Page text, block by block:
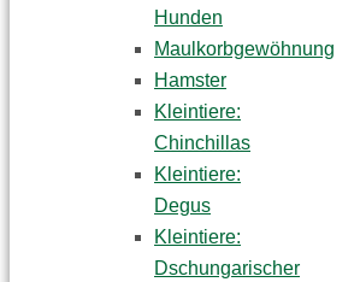
Hunden
Maulkorbgewöhnung
Hamster
Kleintiere:
Chinchillas
Kleintiere:
Degus
Kleintiere:
Dschungarischer